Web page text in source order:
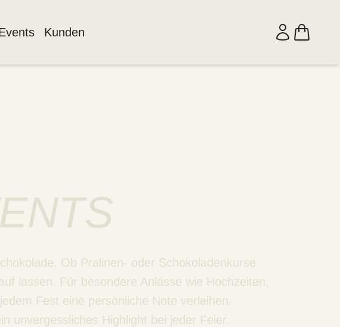
Kunden
Ob Pralinen- oder Schokoladenkurse
lassen. Für besondere Anlässe wie Hochzeiten,
Fest eine persönliche Note verleihen.
unvergessliches Highlight bei jeder Feier.